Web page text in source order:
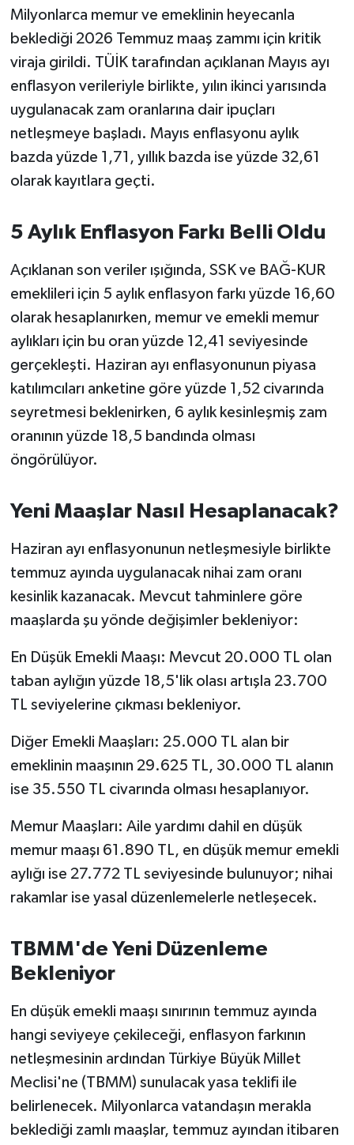
Milyonlarca memur ve emeklinin heyecanla
beklediği 2026 Temmuz maaş zammı için kritik
viraja girildi. TÜİK tarafından açıklanan Mayıs ayı
enflasyon verileriyle birlikte, yılın ikinci yarısında
uygulanacak zam oranlarına dair ipuçları
netleşmeye başladı. Mayıs enflasyonu aylık
bazda yüzde 1,71, yıllık bazda ise yüzde 32,61
olarak kayıtlara geçti.
5 Aylık Enflasyon Farkı Belli Oldu
Açıklanan son veriler ışığında, SSK ve BAĞ-KUR
emeklileri için 5 aylık enflasyon farkı yüzde 16,60
olarak hesaplanırken, memur ve emekli memur
aylıkları için bu oran yüzde 12,41 seviyesinde
gerçekleşti. Haziran ayı enflasyonunun piyasa
katılımcıları anketine göre yüzde 1,52 civarında
seyretmesi beklenirken, 6 aylık kesinleşmiş zam
oranının yüzde 18,5 bandında olması
öngörülüyor.
Yeni Maaşlar Nasıl Hesaplanacak?
Haziran ayı enflasyonunun netleşmesiyle birlikte
temmuz ayında uygulanacak nihai zam oranı
kesinlik kazanacak. Mevcut tahminlere göre
maaşlarda şu yönde değişimler bekleniyor:
En Düşük Emekli Maaşı: Mevcut 20.000 TL olan
taban aylığın yüzde 18,5'lik olası artışla 23.700
TL seviyelerine çıkması bekleniyor.
Diğer Emekli Maaşları: 25.000 TL alan bir
emeklinin maaşının 29.625 TL, 30.000 TL alanın
ise 35.550 TL civarında olması hesaplanıyor.
Memur Maaşları: Aile yardımı dahil en düşük
memur maaşı 61.890 TL, en düşük memur emekli
aylığı ise 27.772 TL seviyesinde bulunuyor; nihai
rakamlar ise yasal düzenlemelerle netleşecek.
TBMM'de Yeni Düzenleme
Bekleniyor
En düşük emekli maaşı sınırının temmuz ayında
hangi seviyeye çekileceği, enflasyon farkının
netleşmesinin ardından Türkiye Büyük Millet
Meclisi'ne (TBMM) sunulacak yasa teklifi ile
belirlenecek. Milyonlarca vatandaşın merakla
beklediği zamlı maaşlar, temmuz ayından itibaren
Kepsut
KÜLTÜR-SANAT
MAGAZİN
MANŞET
Manyas
OLAY
Resmi İlanlar
SAĞLIK
Savaştepe
SİYASET
Sındırgı
SPOR
SÜRMANŞET
Susurluk
TARİHTE BUGÜN
TEKNOLOJİ
Trend
TÜRKİYE
VİZYONDAKİLER
YAŞAM